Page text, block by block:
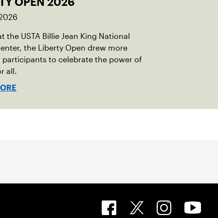
OPEN 2026
the USTA Billie Jean King National
the Liberty Open drew more
participants to celebrate the power of
all.